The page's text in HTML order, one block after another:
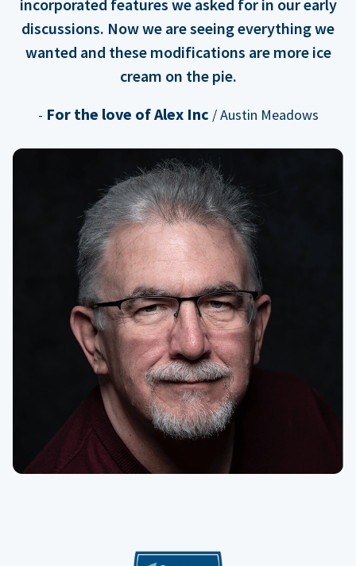
incorporated features we asked for in our early
discussions. Now we are seeing everything we
wanted and these modifications are more ice
cream on the pie.
- For the love of Alex Inc / Austin Meadows